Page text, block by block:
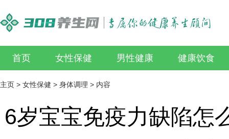
首页 女性保健 男性健康 健康饮食
主页 > 女性保健 > 身体调理 > 内容
6岁宝宝免疫力缺陷怎